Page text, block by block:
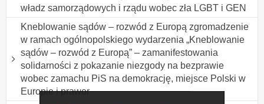
władz samorządowych i rządu wobec zła LGBT i GEN
Kneblowanie sądów – rozwód z Europą zgromadzenie
w ramach ogólnopolskiego wydarzenia „Kneblowanie
sądów – rozwód z Europą” – zamanifestowania
solidarności z pokazanie niezgody na bezprawie
wobec zamachu PiS na demokrację, miejsce Polski w
Europie i prawor